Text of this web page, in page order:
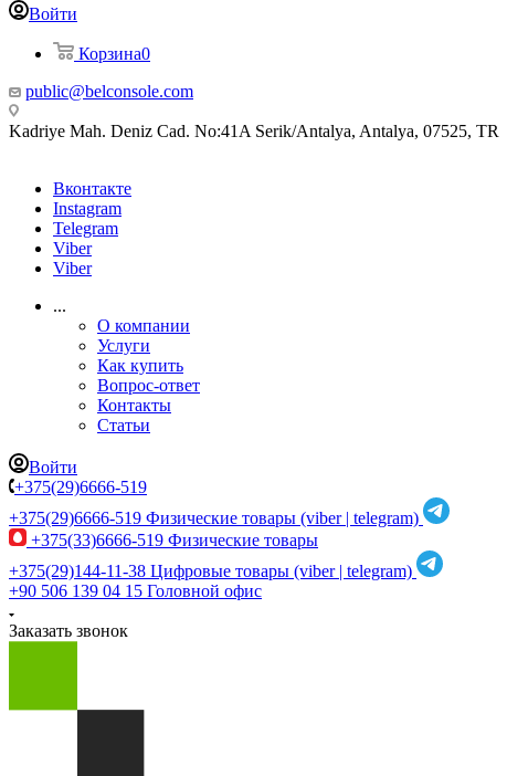
Войти
Корзина0
public@belconsole.com
Kadriye Mah. Deniz Cad. No:41A Serik/Antalya, Antalya, 07525, TR
Вконтакте
Instagram
Telegram
Viber
Viber
...
О компании
Услуги
Как купить
Вопрос-ответ
Контакты
Статьи
Войти
+375(29)6666-519
+375(29)6666-519 Физические товары (viber | telegram)
+375(33)6666-519 Физические товары
+375(29)144-11-38 Цифровые товары (viber | telegram)
+90 506 139 04 15 Головной офис
Заказать звонок